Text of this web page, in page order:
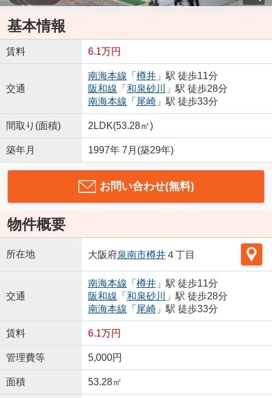
基本情報
賃料 6.1万円
交通
南海本線 「 樽井」駅 徒歩11分
阪和線 「 和泉砂川
」駅 徒歩28分
南海本線 「 尾崎」駅 徒歩33分
間取り(面積) 2LDK(53.28㎡)
築年月 1997年 7月(築29年)
お問い合わせ(無料)
物件概要
所在地 大阪府泉南市樽井４丁目
交通
南海本線 「 樽井」駅 徒歩11分
阪和線 「 和泉砂川
」駅 徒歩28分
南海本線 「 尾崎」駅 徒歩33分
賃料 6.1万円
管理費等 5,000円
面積 53.28㎡